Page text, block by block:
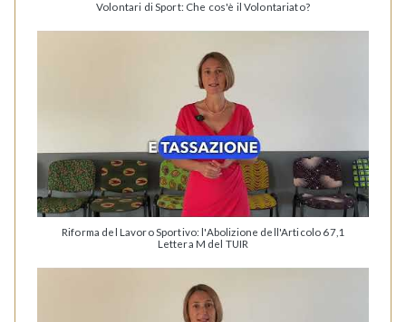
Volontari di Sport: Che cos'è il Volontariato?
Riforma del Lavoro Sportivo: l'Abolizione dell'Articolo 67,1
Lettera M del TUIR